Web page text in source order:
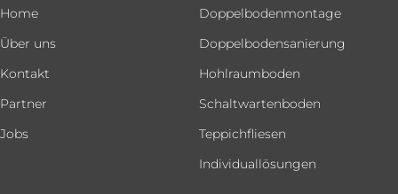
Home
Über uns
Kontakt
Partner
Jobs
Doppelbodenmontage
Doppelbodensanierung
Hohlraumboden
Schaltwartenboden
Teppichfliesen
Individuallösungen